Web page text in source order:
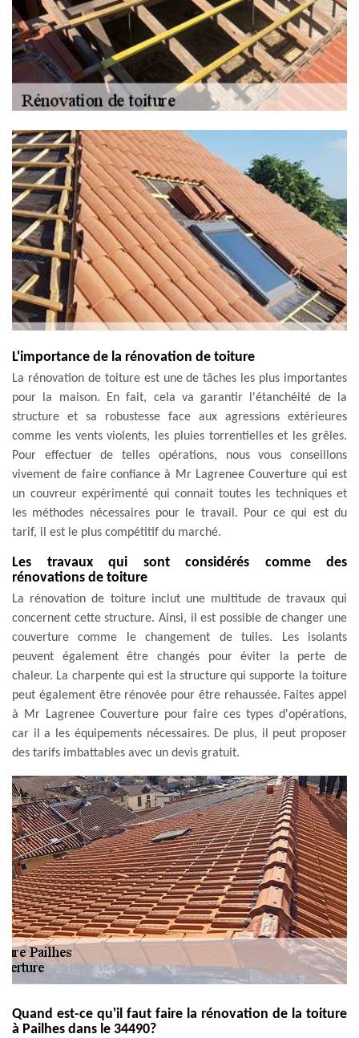
L'importance de la rénovation de toiture
La rénovation de toiture est une de tâches les plus importantes
pour la maison. En fait, cela va garantir l'étanchéité de la
structure et sa robustesse face aux agressions extérieures
comme les vents violents, les pluies torrentielles et les grêles.
Pour effectuer de telles opérations, nous vous conseillons
vivement de faire confiance à Mr Lagrenee Couverture qui est
un couvreur expérimenté qui connait toutes les techniques et
les méthodes nécessaires pour le travail. Pour ce qui est du
tarif, il est le plus compétitif du marché.
Les travaux qui sont considérés comme des
rénovations de toiture
La rénovation de toiture inclut une multitude de travaux qui
concernent cette structure. Ainsi, il est possible de changer une
couverture comme le changement de tuiles. Les isolants
peuvent également être changés pour éviter la perte de
chaleur. La charpente qui est la structure qui supporte la toiture
peut également être rénovée pour être rehaussée. Faites appel
à Mr Lagrenee Couverture pour faire ces types d'opérations,
car il a les équipements nécessaires. De plus, il peut proposer
des tarifs imbattables avec un devis gratuit.
Quand est-ce qu'il faut faire la rénovation de la toiture
à Pailhes dans le 34490?